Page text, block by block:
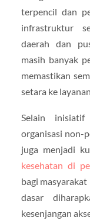
terpencil dan
infrastruktur
daerah dan
masih banyak
memastikan
setara ke
Selain
organisasi non-
juga menjadi
kesehatan di
bagi
dasar
kesenjangan